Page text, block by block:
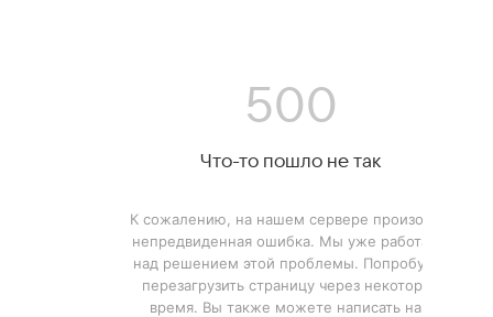
500
Что-то пошло не так
К сожалению, на нашем сервере произошла
непредвиденная ошибка. Мы уже работаем
над решением этой проблемы. Попробуйте
перезагрузить страницу через некоторое
время. Вы также можете написать нам